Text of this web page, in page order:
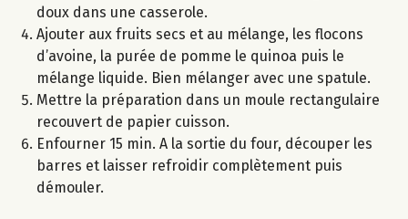
doux dans une casserole.
Ajouter aux fruits secs et au mélange, les flocons
d’avoine, la purée de pomme le quinoa puis le
mélange liquide. Bien mélanger avec une spatule.
Mettre la préparation dans un moule rectangulaire
recouvert de papier cuisson.
Enfourner 15 min. A la sortie du four, découper les
barres et laisser refroidir complètement puis
démouler.